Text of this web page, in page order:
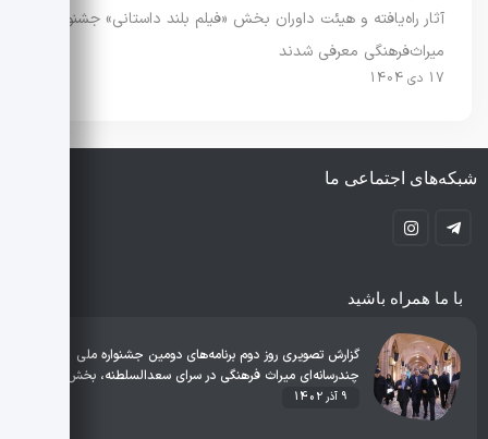
آثار راه‌یافته و هیئت داوران بخش «فیلم بلند داستانی» جشنواره
میراث‌فرهنگی معرفی شدند
17 دی 1404
شبکه‌های اجتماعی ما
با ما همراه باشید
گزارش تصویری روز دوم برنامه‌های دومین جشنواره ملی
چندرسانه‌ای میراث فرهنگی در سرای سعد‌السلطنه، بخش۱
9 آذر 1402